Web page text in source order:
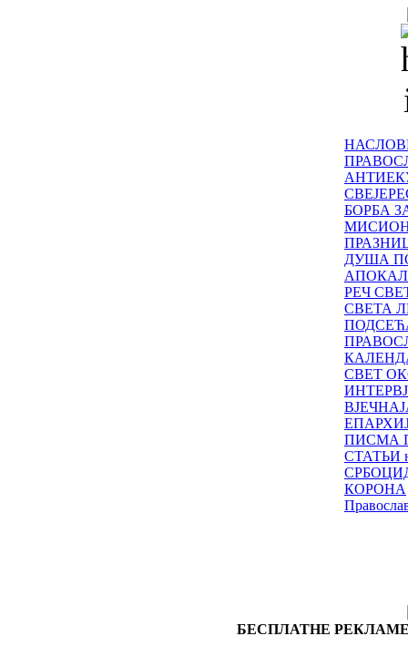
БОРБА
ДУША
РЕЧ
СВЕТА
СВЕТ
ПИСМА
СТАТЬИ
КОРОНА
БЕСПЛАТНЕ